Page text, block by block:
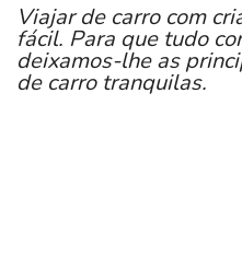
Viajar de carro com
fácil. Para que tudo
deixamos-lhe as
de carro tranquilas.